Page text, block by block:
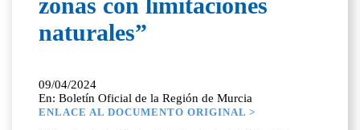
naturales”
09/04/2024
En: Boletín Oficial de la Región de Murcia
ENLACE AL DOCUMENTO ORIGINAL >